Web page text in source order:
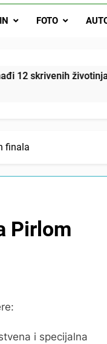
Letnja
koji je podijelio
FOTO
životinja za 12
finala
Pirlom
i specijalna